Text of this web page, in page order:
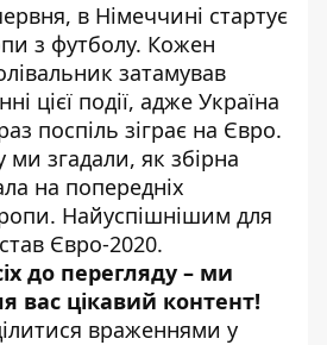
в Німеччині стартує
з футболу. Кожен
затамував
цієї події, адже Україна
поспіль зіграє на Євро.
згадали, як збірна
на попередніх
Найуспішнішим для
Євро-2020.
до перегляду – ми
вас цікавий контент!
враженнями у